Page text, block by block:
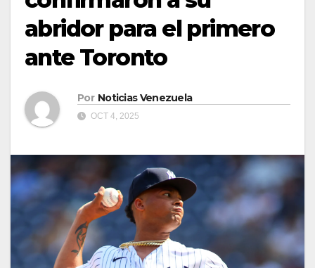
abridor para el primero
ante Toronto
Por Noticias Venezuela
OCT 4, 2025